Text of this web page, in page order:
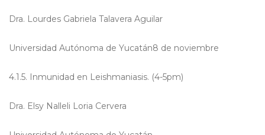
Dra. Lourdes Gabriela Talavera Aguilar
Universidad Autónoma de Yucatán8 de noviembre
4.1.5. Inmunidad en Leishmaniasis. (4-5pm)
Dra. Elsy Nalleli Loria Cervera